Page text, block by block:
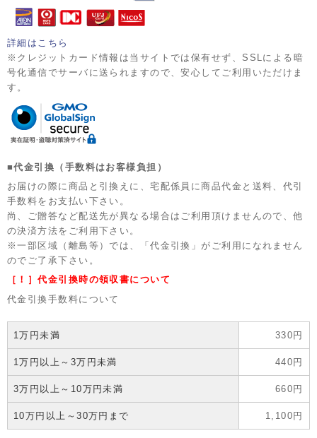
詳細はこちら
※クレジットカード情報は当サイトでは保有せず、SSLによる暗
号化通信でサーバに送られますので、安心してご利用いただけま
す。
■代金引換（手数料はお客様負担）
お届けの際に商品と引換えに、宅配係員に商品代金と送料、代引
手数料をお支払い下さい。
尚、ご贈答など配送先が異なる場合はご利用頂けませんので、他
の決済方法をご利用下さい。
※一部区域（離島等）では、「代金引換」がご利用になれません
のでご了承下さい。
［！］代金引換時の領収書について
代金引換手数料について
1万円未満 330円
1万円以上～3万円未満 440円
3万円以上～10万円未満 660円
10万円以上～30万円まで 1,100円